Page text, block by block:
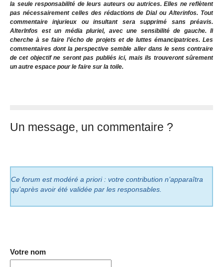
la seule responsabilité de leurs auteurs ou autrices. Elles ne reflètent
pas nécessairement celles des rédactions de Dial ou Alterinfos. Tout
commentaire injurieux ou insultant sera supprimé sans préavis.
AlterInfos est un média pluriel, avec une sensibilité de gauche. Il
cherche à se faire l’écho de projets et de luttes émancipatrices. Les
commentaires dont la perspective semble aller dans le sens contraire
de cet objectif ne seront pas publiés ici, mais ils trouveront sûrement
un autre espace pour le faire sur la toile.
Un message, un commentaire ?
Ce forum est modéré a priori : votre contribution n’apparaîtra
qu’après avoir été validée par les responsables.
Votre nom